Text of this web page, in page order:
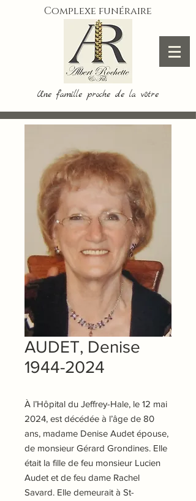
Complexe funéraire
Une famille proche de la vôtre
AUDET, Denise
1944-2024
À l’Hôpital du Jeffrey-Hale, le 12 mai
2024, est décédée à l’âge de 80
ans, madame Denise Audet épouse,
de monsieur Gérard Grondines. Elle
était la fille de feu monsieur Lucien
Audet et de feu dame Rachel
Savard. Elle demeurait à St-